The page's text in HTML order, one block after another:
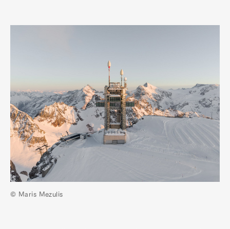
© Maris Mezulis